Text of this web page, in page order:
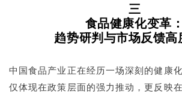
三
食品健康化变革：
趋势研判与市场反馈高
中国食品产业正在经历一场深刻的健康
仅体现在政策层面的强力推动，更反映